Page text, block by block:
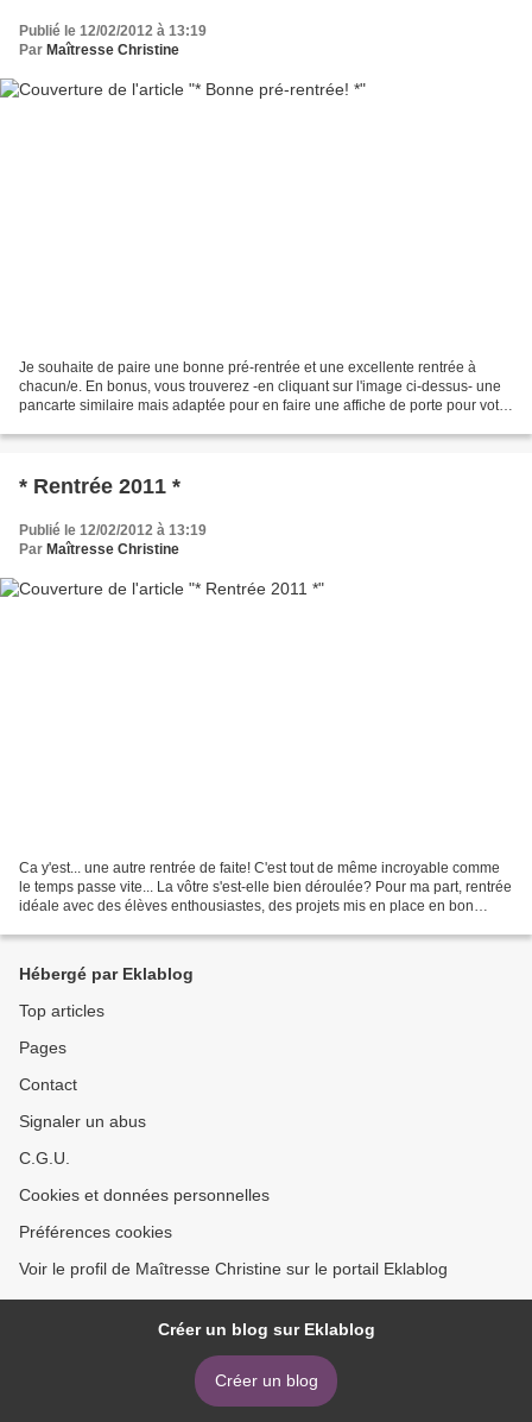
Publié le 12/02/2012 à 13:19
Par Maîtresse Christine
Je souhaite de paire une bonne pré-rentrée et une excellente rentrée à
chacun/e. En bonus, vous trouverez -en cliquant sur l'image ci-dessus- une
pancarte similaire mais adaptée pour en faire une affiche de porte pour votre
* Rentrée 2011 *
Publié le 12/02/2012 à 13:19
Par Maîtresse Christine
Ca y'est... une autre rentrée de faite! C'est tout de même incroyable comme
le temps passe vite... La vôtre s'est-elle bien déroulée? Pour ma part, rentrée
idéale avec des élèves enthousiastes, des projets mis en place en bon
Hébergé par Eklablog
Top articles
Pages
Contact
Signaler un abus
C.G.U.
Cookies et données personnelles
Préférences cookies
Voir le profil de Maîtresse Christine sur le portail Eklablog
Créer un blog sur Eklablog
Créer un blog